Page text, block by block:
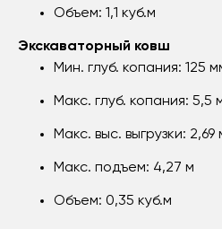
Объем: 1,1 куб.м
Экскаваторный ковш
Мин. глуб. копания: 125
Макс. глуб. копания: 5,5
Макс. выс. выгрузки: 2,69
Макс. подъем: 4,27 м
Объем: 0,35 куб.м